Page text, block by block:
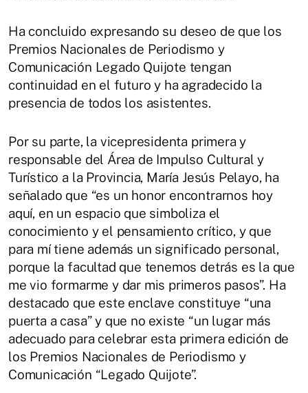
Ha concluido expresando su deseo de que los
Premios Nacionales de Periodismo y
Comunicación Legado Quijote tengan
continuidad en el futuro y ha agradecido la
presencia de todos los asistentes.
Por su parte, la vicepresidenta primera y
responsable del Área de Impulso Cultural y
Turístico a la Provincia, María Jesús Pelayo, ha
señalado que “es un honor encontrarnos hoy
aquí, en un espacio que simboliza el
conocimiento y el pensamiento crítico, y que
para mí tiene además un significado personal,
porque la facultad que tenemos detrás es la que
me vio formarme y dar mis primeros pasos”. Ha
destacado que este enclave constituye “una
puerta a casa” y que no existe “un lugar más
adecuado para celebrar esta primera edición de
los Premios Nacionales de Periodismo y
Comunicación “Legado Quijote”.